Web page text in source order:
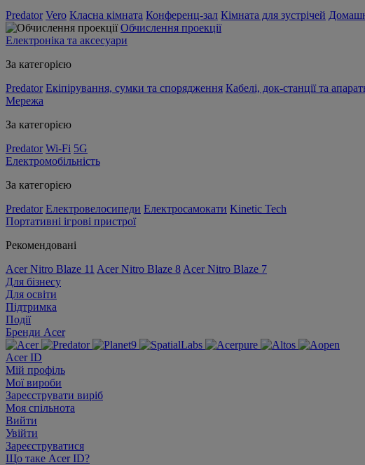
Predator Vero Класна кімната Конференц-зал Кімната для зустрічей
Обчислення проекції
Електроніка та аксесуари
За категорією
Predator Екіпірування, сумки та спорядження Кабелі, док-станції та
Мережа
За категорією
Predator Wi-Fi 5G
Електромобільність
За категорією
Predator Електровелосипеди Електросамокати Kinetic Tech
Портативні ігрові пристрої
Рекомендовані
Acer Nitro Blaze 11 Acer Nitro Blaze 8 Acer Nitro Blaze 7
Для бізнесу
Для освіти
Підтримка
Події
Бренди Acer
Acer ID
Мій профіль
Мої вироби
Зареєструвати виріб
Моя спільнота
Вийти
Увійти
Зареєструватися
Що таке Acer ID?